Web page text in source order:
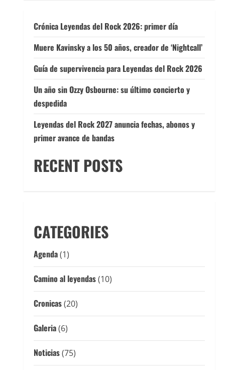
Crónica Leyendas del Rock 2026: primer día
Muere Kavinsky a los 50 años, creador de ‘Nightcall’
Guía de supervivencia para Leyendas del Rock 2026
Un año sin Ozzy Osbourne: su último concierto y
despedida
Leyendas del Rock 2027 anuncia fechas, abonos y
primer avance de bandas
RECENT POSTS
CATEGORIES
Agenda(1)
Camino al leyendas(10)
Cronicas(20)
Galeria(6)
Noticias(75)